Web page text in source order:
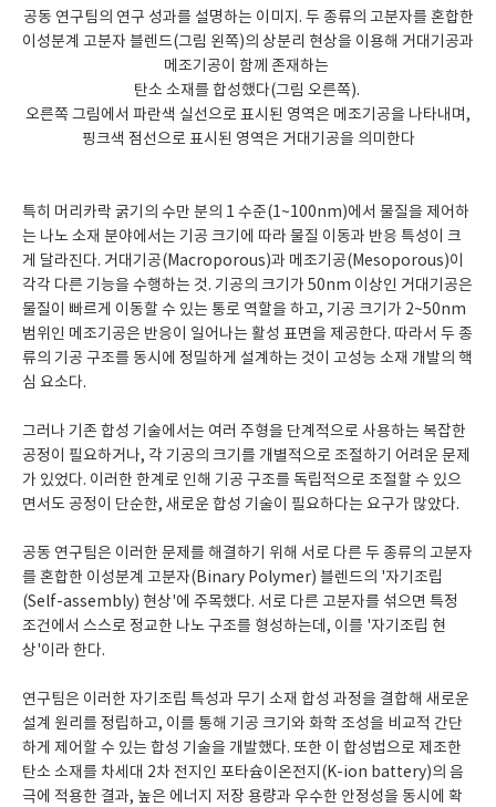
공동 연구팀의 연구 성과를 설명하는 이미지. 두 종류의 고분자를 혼합한
이성분계 고분자 블렌드(그림 왼쪽)의 상분리 현상을 이용해 거대기공과
메조기공이 함께 존재하는
탄소 소재를 합성했다(그림 오른쪽).
오른쪽 그림에서 파란색 실선으로 표시된 영역은 메조기공을 나타내며,
핑크색 점선으로 표시된 영역은 거대기공을 의미한다
특히 머리카락 굵기의 수만 분의 1 수준(1~100nm)에서 물질을 제어하
는 나노 소재 분야에서는 기공 크기에 따라 물질 이동과 반응 특성이 크
게 달라진다. 거대기공(Macroporous)과 메조기공(Mesoporous)이
각각 다른 기능을 수행하는 것. 기공의 크기가 50nm 이상인 거대기공은
물질이 빠르게 이동할 수 있는 통로 역할을 하고, 기공 크기가 2~50nm
범위인 메조기공은 반응이 일어나는 활성 표면을 제공한다. 따라서 두 종
류의 기공 구조를 동시에 정밀하게 설계하는 것이 고성능 소재 개발의 핵
심 요소다.
그러나 기존 합성 기술에서는 여러 주형을 단계적으로 사용하는 복잡한
공정이 필요하거나, 각 기공의 크기를 개별적으로 조절하기 어려운 문제
가 있었다. 이러한 한계로 인해 기공 구조를 독립적으로 조절할 수 있으
면서도 공정이 단순한, 새로운 합성 기술이 필요하다는 요구가 많았다.
공동 연구팀은 이러한 문제를 해결하기 위해 서로 다른 두 종류의 고분자
를 혼합한 이성분계 고분자(Binary Polymer) 블렌드의 '자기조립
(Self-assembly) 현상'에 주목했다. 서로 다른 고분자를 섞으면 특정
조건에서 스스로 정교한 나노 구조를 형성하는데, 이를 '자기조립 현
상'이라 한다.
연구팀은 이러한 자기조립 특성과 무기 소재 합성 과정을 결합해 새로운
설계 원리를 정립하고, 이를 통해 기공 크기와 화학 조성을 비교적 간단
하게 제어할 수 있는 합성 기술을 개발했다. 또한 이 합성법으로 제조한
탄소 소재를 차세대 2차 전지인 포타슘이온전지(K-ion battery)의 음
극에 적용한 결과, 높은 에너지 저장 용량과 우수한 안정성을 동시에 확